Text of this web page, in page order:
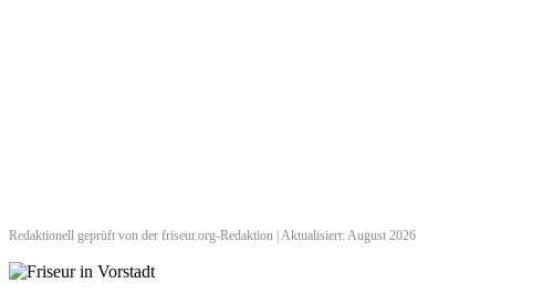
Redaktionell geprüft von der friseur.org-Redaktion | Aktualisiert: August 2026